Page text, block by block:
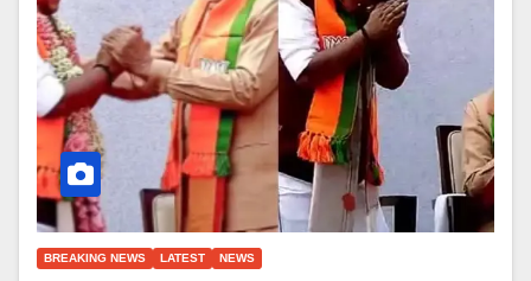
BREAKING NEWS LATEST NEWS